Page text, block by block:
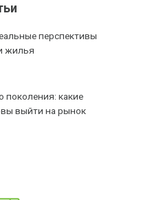
перспективы
жилья
поколения: какие
выйти на рынок